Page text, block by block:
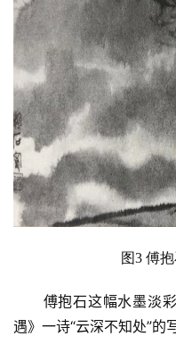
图3 傅
傅抱石这幅水墨淡
遇》一诗“云深不知处”的